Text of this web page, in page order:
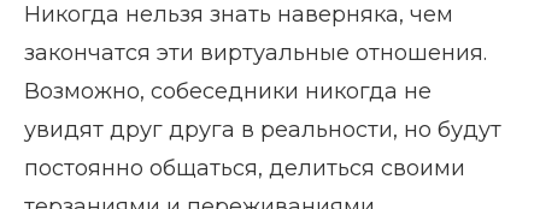
Никогда нельзя знать наверняка, чем
закончатся эти виртуальные отношения.
Возможно, собеседники никогда не
увидят друг друга в реальности, но будут
постоянно общаться, делиться своими